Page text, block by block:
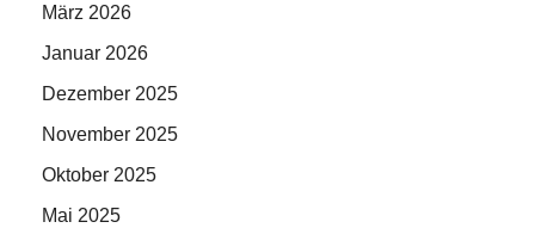
März 2026
Januar 2026
Dezember 2025
November 2025
Oktober 2025
Mai 2025